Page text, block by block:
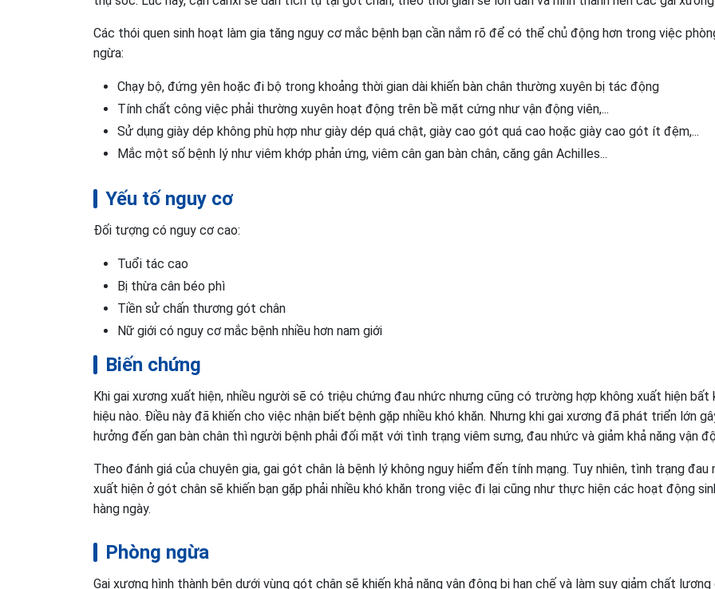
Các thói quen sinh hoạt làm gia tăng nguy cơ mắc bệnh bạn cần nắm rõ để có thể chủ động hơn trong việc
ngừa:
Chạy bộ, đứng yên hoặc đi bộ trong khoảng thời gian dài khiến bàn chân thường xuyên bị tác động
Tính chất công việc phải thường xuyên hoạt động trên bề mặt cứng như vận động viên,...
Sử dụng giày dép không phù hợp như giày dép quá chật, giày cao gót quá cao hoặc giày cao gót ít đệm,...
Mắc một số bệnh lý như viêm khớp phản ứng, viêm cân gan bàn chân, căng gân Achilles...
Yếu tố nguy cơ
Đối tượng có nguy cơ cao:
Tuổi tác cao
Bị thừa cân béo phì
Tiền sử chấn thương gót chân
Nữ giới có nguy cơ mắc bệnh nhiều hơn nam giới
Biến chứng
Khi gai xương xuất hiện, nhiều người sẽ có triệu chứng đau nhức nhưng cũng có trường hợp không xuất hiện bất
hiệu nào. Điều này đã khiến cho việc nhận biết bệnh gặp nhiều khó khăn. Nhưng khi gai xương đã phát triển lớn
hưởng đến gan bàn chân thì người bệnh phải đối mặt với tình trạng viêm sưng, đau nhức và giảm khả năng vận
Theo đánh giá của chuyên gia, gai gót chân là bệnh lý không nguy hiểm đến tính mạng. Tuy nhiên, tình trạng đau
xuất hiện ở gót chân sẽ khiến bạn gặp phải nhiều khó khăn trong việc đi lại cũng như thực hiện các hoạt động
hàng ngày.
Phòng ngừa
Gai xương hình thành bên dưới vùng gót chân sẽ khiến khả năng vận động bị hạn chế và làm suy giảm chất